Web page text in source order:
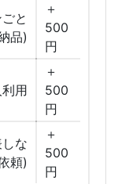
と
品)
＋
500
円
用
＋
500
円
な
頼)
＋
500
円